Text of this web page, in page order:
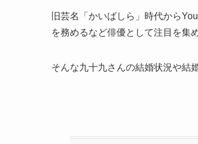
旧芸名「かいばしら」時代から
を務めるなど俳優として注目を集
そんな九十九さんの結婚状況や結